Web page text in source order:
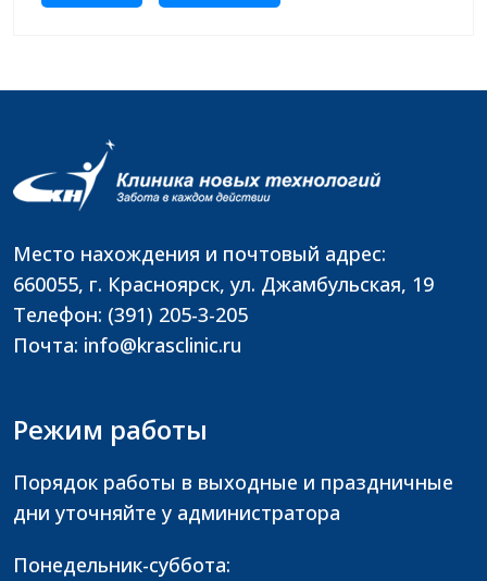
Место нахождения и почтовый адрес:
660055, г. Красноярск, ул. Джамбульская, 19
Телефон: (391) 205-3-205
Почта: info@krasclinic.ru
Режим работы
Порядок работы в выходные и праздничные
дни уточняйте у администратора
Понедельник-суббота: